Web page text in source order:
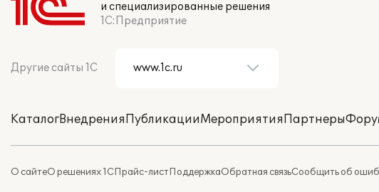
и специализированные решения
1С:Предприятие
Другие сайты 1С
КаталогВнедренияПубликацииМероприятияПартнеры
О сайтеО решениях 1СПрайс-листПоддержкаОбратная связьСообщить об